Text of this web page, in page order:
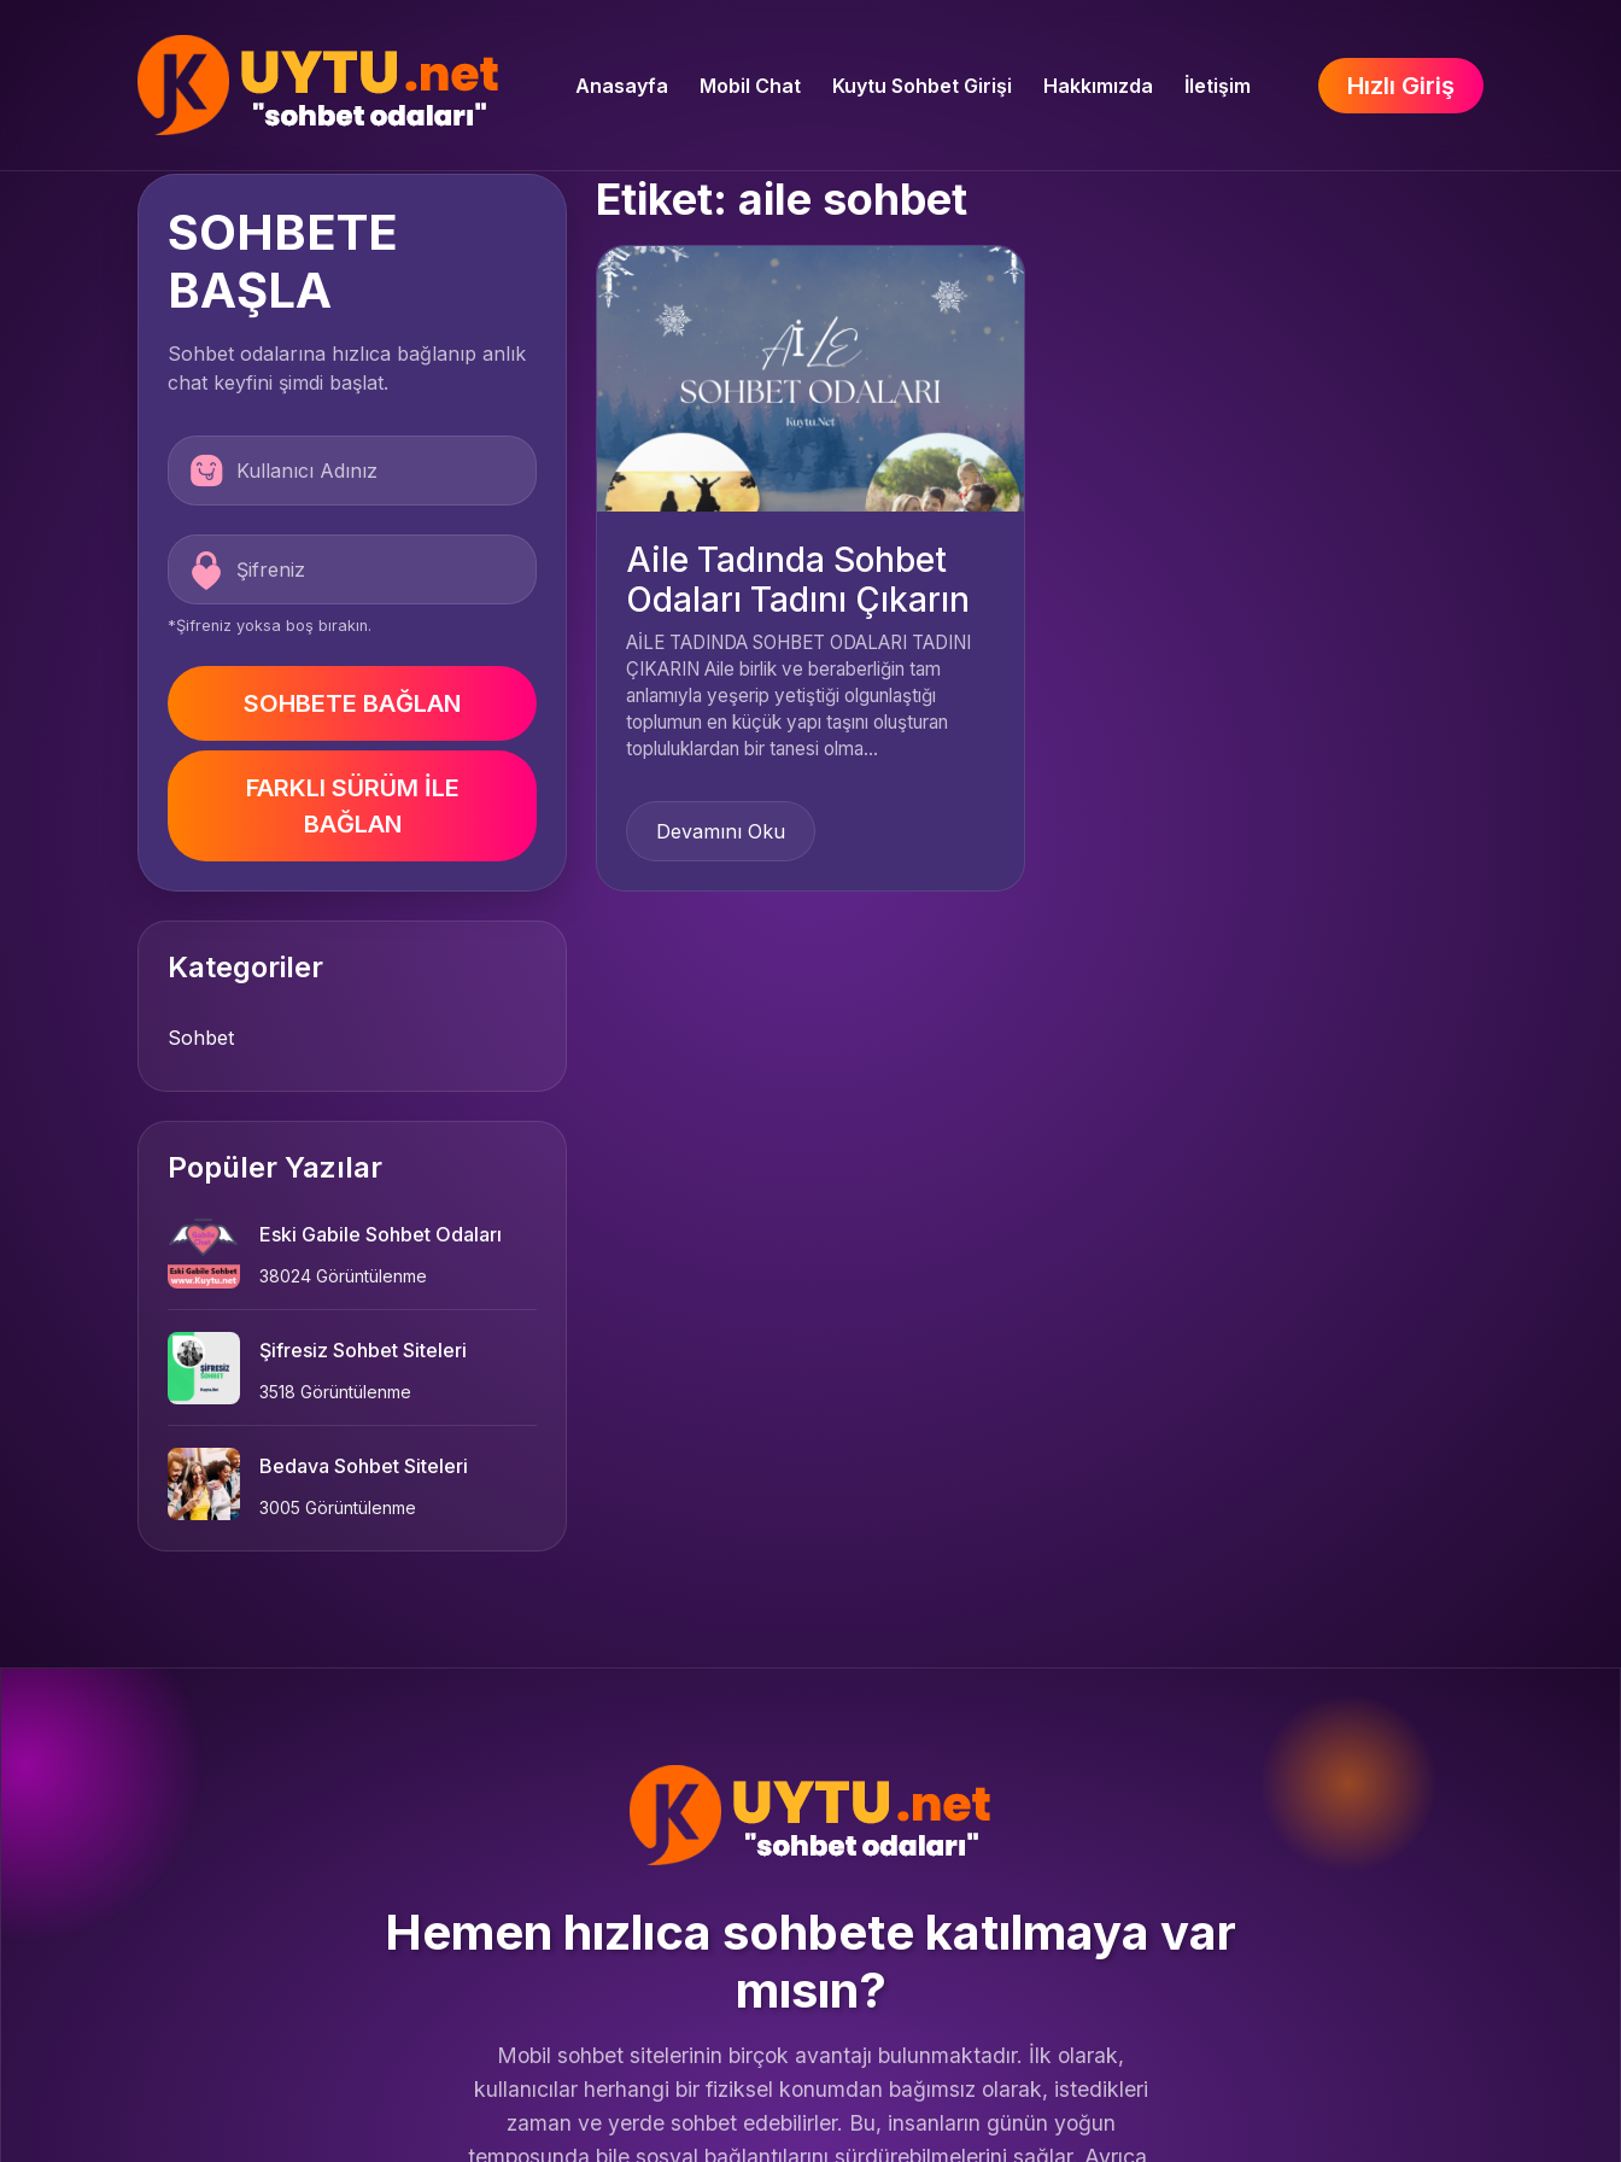
Anasayfa Mobil Chat Kuytu Sohbet Girişi Hakkımızda İletişim Hızlı Giriş
SOHBETE
BAŞLA
Sohbet odalarına hızlıca bağlanıp anlık
chat keyfini şimdi başlat.
*Şifreniz yoksa boş bırakın.
SOHBETE BAĞLAN
FARKLI SÜRÜM İLE
BAĞLAN
Kategoriler
Sohbet
Popüler Yazılar
Eski Gabile Sohbet Odaları
38024 Görüntülenme
Şifresiz Sohbet Siteleri
3518 Görüntülenme
Bedava Sohbet Siteleri
3005 Görüntülenme
Etiket: aile sohbet
Aile Tadında Sohbet
Odaları Tadını Çıkarın
AİLE TADINDA SOHBET ODALARI TADINI
ÇIKARIN Aile birlik ve beraberliğin tam
anlamıyla yeşerip yetiştiği olgunlaştığı
toplumun en küçük yapı taşını oluşturan
topluluklardan bir tanesi olma...
Devamını Oku
Hemen hızlıca sohbete katılmaya var
mısın?
Mobil sohbet sitelerinin birçok avantajı bulunmaktadır. İlk olarak,
kullanıcılar herhangi bir fiziksel konumdan bağımsız olarak, istedikleri
zaman ve yerde sohbet edebilirler. Bu, insanların günün yoğun
temposunda bile sosyal bağlantılarını sürdürebilmelerini sağlar. Ayrıca,